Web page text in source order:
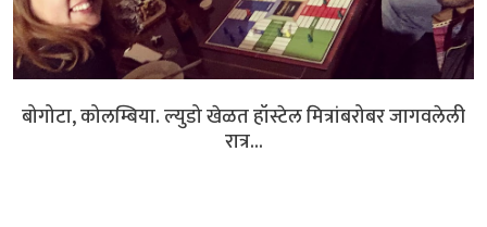
बोगोटा, कोलम्बिया. ल्युडो खेळत हॉस्टेल मित्रांबरोबर जागवलेली
रात्र...